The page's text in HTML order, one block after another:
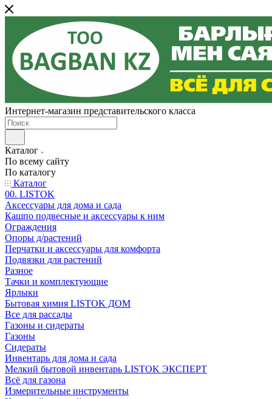
Интернет-магазин представительского класса
Каталог
По всему сайту
По каталогу
Каталог
00. LISTOK
Аксессуары для дома и сада
Кашпо подвесные и аксессуары к ним
Ограждения
Опоры д/растений
Перчатки и аксессуары для комфорта
Подвязки для растений
Разное
Тачки и комплектующие
Ярлыки
Бытовая химия LISTOK ДОМ
Все для рассады
Газоны и сидераты
Газоны
Сидераты
Инвентарь для дома и сада
Мелкий бытовой инвентарь LISTOK ЭКСПЕРТ
Всё для газона
Измерительные инструменты